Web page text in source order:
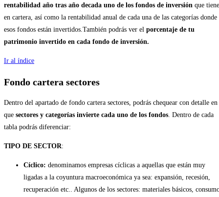
rentabilidad año tras año decada uno de los fondos de inversión que
en cartera, así como la rentabilidad anual de cada una de las categorías donde
esos fondos están invertidos.También podrás ver el porcentaje de tu
patrimonio invertido en cada fondo de inversión.
Ir al índice
Fondo cartera sectores
Dentro del apartado de fondo cartera sectores, podrás chequear con detalle en
que sectores y categorías invierte cada uno de los fondos. Dentro de cada
tabla podrás diferenciar:
TIPO DE SECTOR:
Cíclico: denominamos empresas cíclicas a aquellas que están muy
ligadas a la coyuntura macroeconómica ya sea: expansión, recesión,
recuperación etc.. Algunos de los sectores: materiales básicos,